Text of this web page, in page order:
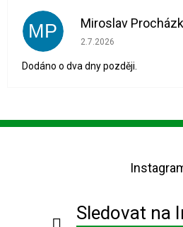
MP Miroslav
Hodnocení obchodu je
2.7.2026
Dodáno o dva dny později.
Z
Sledovat na